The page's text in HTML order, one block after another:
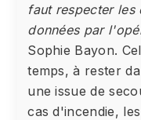
faut respecter les
données par
Sophie Bayon.
temps, à rester
une issue de
cas d'incendie,